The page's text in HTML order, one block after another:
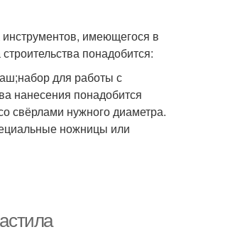
имеющегося в
понадобится:
для работы с
нанесения понадобится
свёрлами нужного диаметра.
ножницы или